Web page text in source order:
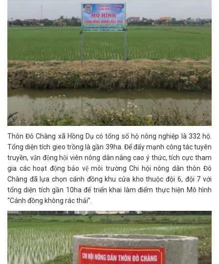
Thôn Đô Chàng xã Hồng Dụ có tổng số hộ nông nghiệp là 332 hộ.
Tổng diện tích gieo trồng là gần 39ha. Để đẩy mạnh công tác tuyên
truyền, vận động hội viên nông dân nâng cao ý thức, tích cực tham
gia các hoạt động bảo vệ môi trường Chi hội nông dân thôn Đô
Chàng đã lựa chọn cánh đồng khu cửa kho thuộc đội 6, đội 7 với
tổng diện tích gần 10ha để triển khai làm điểm thực hiện Mô hình
“Cánh đồng không rác thải”.